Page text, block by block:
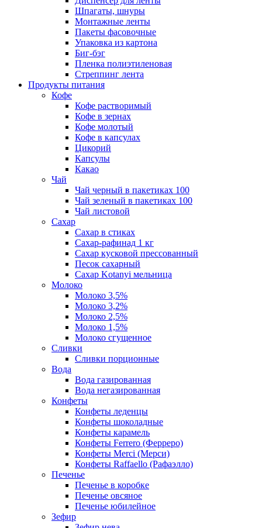
Шпагаты, шнуры
Монтажные ленты
Пакеты фасовочные
Упаковка из картона
Биг-бэг
Пленка полиэтиленовая
Стреппинг лента
Продукты питания
Кофе
Кофе растворимый
Кофе в зернах
Кофе молотый
Кофе в капсулах
Цикорий
Капсулы
Какао
Чай
Чай черный в пакетиках 100
Чай зеленый в пакетиках 100
Чай листовой
Сахар
Сахар в стиках
Сахар-рафинад 1 кг
Сахар кусковой прессованный
Песок сахарный
Сахар Kotanyi мельница
Молоко
Молоко 3,5%
Молоко 3,2%
Молоко 2,5%
Молоко 1,5%
Молоко сгущенное
Сливки
Сливки порционные
Вода
Вода газированная
Вода негазированная
Конфеты
Конфеты леденцы
Конфеты шоколадные
Конфеты карамель
Конфеты Ferrero (Ферреро)
Конфеты Merci (Мерси)
Конфеты Raffaello (Рафаэлло)
Печенье
Печенье в коробке
Печенье овсяное
Печенье юбилейное
Зефир